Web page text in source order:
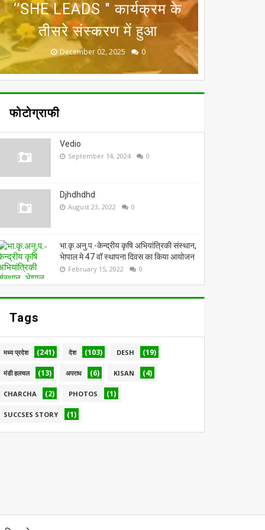
(प्रदर्शनी एवं प्रशिक्षण) का
शुभारंभ
April 11, 2026 0
राष्ट्रीय कृषि मेला वो भी रायसेन
में, 11-13 अप्रैल को
April 04, 2026 0
‘’SHE LEADS " कार्यक्रम के
तीसरे संस्‍करण में हुआ
December 02, 2025 0
उत्कृष्ट कार्य करने पर मिला
राष्ट्रीय सम्मान
November 19, 2025 0
अन्‍तर्गत मास्टर ट्रेनर विकास
प्रशिक्षण कार्यक्रम आयोजित
October 13, 2025 0
फोटोग्राफी
Vedio
September 14, 2024 0
Djhdhdhd
August 23, 2022 0
भा.कृ.अनु.प.-केन्द्रीय कृषि अभियांत्रिकी संस्थान,
भेापाल मे 47 वॉ स्थापना दिवस का किया आयोजन
February 15, 2022 0
Tags
मध्य प्रदेश (241) देश (103) DESH (19)
मंडी हलचल (13) अपराध (6) KISAN (4)
CHARCHA (2) PHOTOS (1)
SUCCSES STORY (1)